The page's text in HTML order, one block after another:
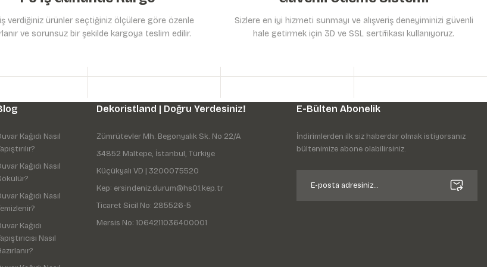
Gönder
verdiğiniz ürünler seçtiğiniz ölçülere göre özenle
ve sorunsuz bir şekilde kargoya teslim edilir.
Sizlere en iyi hizmeti sunmayı ve alışveriş deneyiminizi güvenli
hale getirmek için 3D ve SSL sertifikası kullanıyoruz.
Kağıdı Nasıl
Kağıdı Nasıl
Kağıdı Nasıl
Kağıdı
Nasıl
Dekoristland | Doğru Yerdesiniz!
Zümrütevler Mh. Begonyalık Sk. No:22/A
34852 Maltepe, İstanbul, Türkiye
Küçükyalı VD | 3200075520
Kep: ersindeniz.durum@hs01.kep.tr
Ticaret Sicil No: 285526-5
Mersis No: 1064211036400001
E-Bülten Abonelik
İndirimlerden ilk siz haberdar olmak istiyorsanız
bültenimize abone olabilirsiniz.